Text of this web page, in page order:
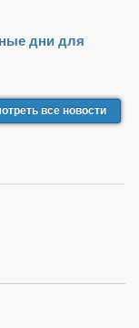
дни для
все новости